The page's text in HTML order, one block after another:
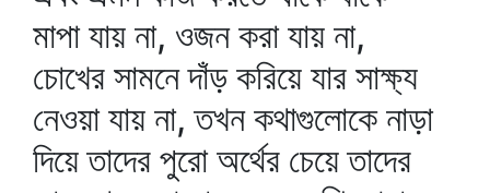
মাপা যায় না, ওজন করা যায় না,
চোখের সামনে দাঁড় করিয়ে যার সাক্ষ্য
নেওয়া যায় না, তখন কথাগুলোকে নাড়া
দিয়ে তাদের পুরো অর্থের চেয়ে তাদের